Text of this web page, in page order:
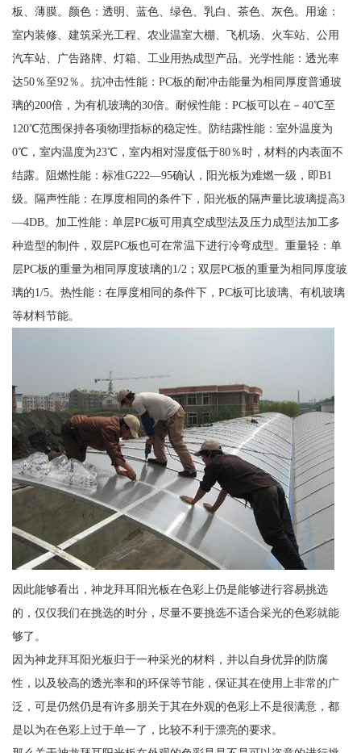
板、薄膜。颜色：透明、蓝色、绿色、乳白、茶色、灰色。用途：
室内装修、建筑采光工程、农业温室大棚、飞机场、火车站、公用
汽车站、广告路牌、灯箱、工业用热成型产品。光学性能：透光率
达50％至92％。抗冲击性能：PC板的耐冲击能量为相同厚度普通玻
璃的200倍，为有机玻璃的30倍。耐候性能：PC板可以在－40℃至
120℃范围保持各项物理指标的稳定性。防结露性能：室外温度为
0℃，室内温度为23℃，室内相对湿度低于80％时，材料的内表面不
结露。阻燃性能：标准G222—95确认，阳光板为难燃一级，即B1
级。隔声性能：在厚度相同的条件下，阳光板的隔声量比玻璃提高3
—4DB。加工性能：单层PC板可用真空成型法及压力成型法加工多
种造型的制件，双层PC板也可在常温下进行冷弯成型。重量轻：单
层PC板的重量为相同厚度玻璃的1/2；双层PC板的重量为相同厚度玻
璃的1/5。热性能：在厚度相同的条件下，PC板可比玻璃、有机玻璃
等材料节能。
因此能够看出，神龙拜耳阳光板在色彩上仍是能够进行容易挑选
的，仅仅我们在挑选的时分，尽量不要挑选不适合采光的色彩就能
够了。
因为神龙拜耳阳光板归于一种采光的材料，并以自身优异的防腐
性，以及较高的透光率和的环保等节能，保证其在使用上非常的广
泛，可是仍然仍是有许多朋关于其在外观的色彩上不是很满意，都
是以为在色彩上过于单一了，比较不利于漂亮的要求。